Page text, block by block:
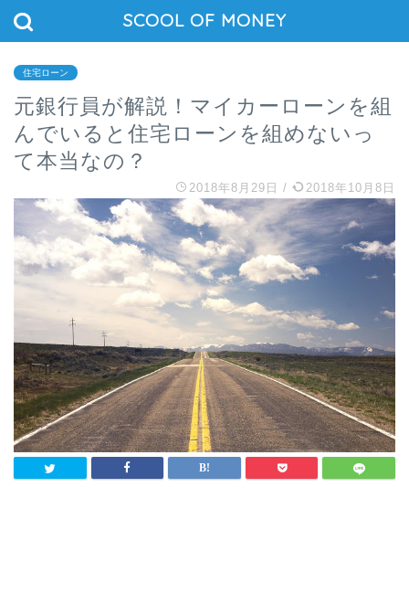
SCOOL OF MONEY
住宅ローン
元銀行員が解説！マイカーローンを組
んでいると住宅ローンを組めないっ
て本当なの？
2018年8月29日 / 2018年10月8日